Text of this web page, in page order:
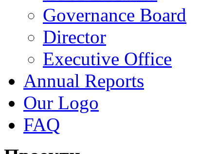
Governance Board
Director
Executive Office
Annual Reports
Our Logo
FAQ